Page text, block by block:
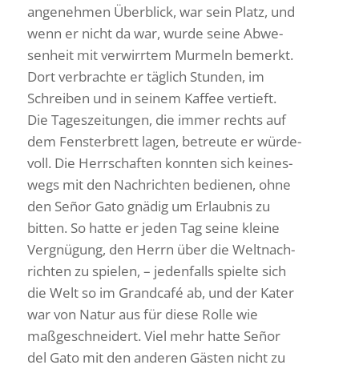
ange­nehmen Über­blick, war sein Platz, und
wenn er nicht da war, wurde seine Abwe­
sen­heit mit verwirrtem Murmeln bemerkt.
Dort verbrachte er täglich Stunden, im
Schreiben und in seinem Kaffee vertieft.
Die Tages­zei­tungen, die immer rechts auf
dem Fens­ter­brett lagen, betreute er würde­
voll. Die Herr­schaften konnten sich keines­
wegs mit den Nach­richten bedienen, ohne
den Señor Gato gnädig um Erlaubnis zu
bitten. So hatte er jeden Tag seine kleine
Vergnü­gung, den Herrn über die Welt­nach­
richten zu spielen, – jeden­falls spielte sich
die Welt so im Grand­café ab, und der Kater
war von Natur aus für diese Rolle wie
maßge­schnei­dert. Viel mehr hatte Señor
del Gato mit den anderen Gästen nicht zu